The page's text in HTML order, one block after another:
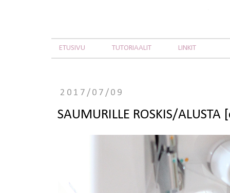
ETUSIVU TUTORIAALIT LINKIT
2017/07/09
SAUMURILLE ROSKIS/ALUSTA